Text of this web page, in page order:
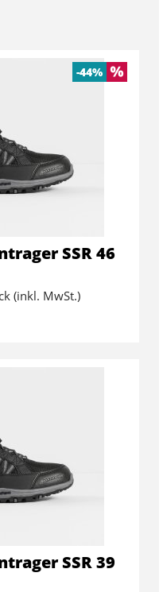
-44%
SSR 46
(inkl. MwSt.)
SSR 39